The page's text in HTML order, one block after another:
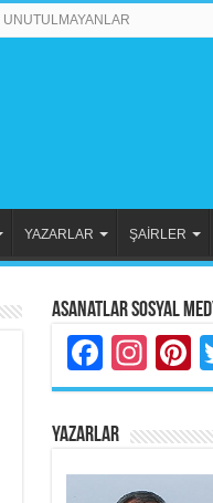
UNUTULMAYANLAR
YAZARLAR ŞAİRLER
Asanatlar Sosyal
YAZARLAR